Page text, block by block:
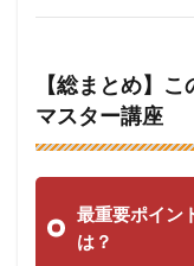
【総まとめ】
マスター講座
最重要ポイン
は？